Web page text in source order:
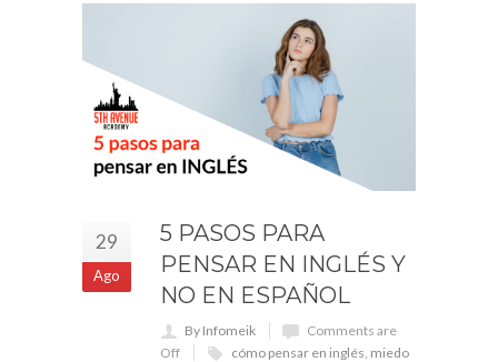
29
Ago
5 PASOS PARA
PENSAR EN INGLÉS Y
NO EN ESPAÑOL
By Infomeik
Comments are
Off
cómo pensar en inglés miedo